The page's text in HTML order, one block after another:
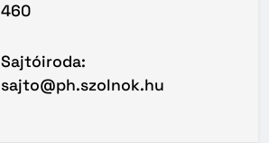
460
Sajtóiroda:
sajto@ph.szolnok.hu